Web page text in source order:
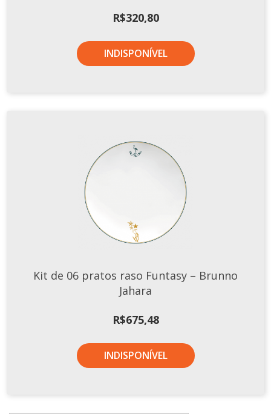
R$320,80
INDISPONÍVEL
Kit de 06 pratos raso Funtasy – Brunno
Jahara
R$675,48
INDISPONÍVEL